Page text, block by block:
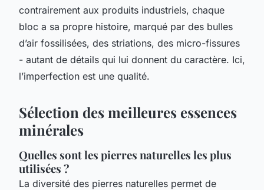
contrairement aux produits industriels, chaque
bloc a sa propre histoire, marqué par des bulles
d’air fossilisées, des striations, des micro-fissures
- autant de détails qui lui donnent du caractère. Ici,
l’imperfection est une qualité.
Sélection des meilleures essences
minérales
Quelles sont les pierres naturelles les plus
utilisées ?
La diversité des pierres naturelles permet de